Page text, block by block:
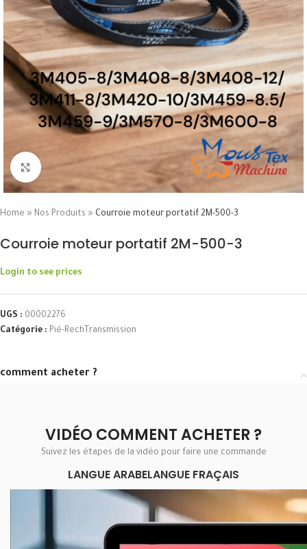
Click to enlarge
Home » Nos Produits » Courroie moteur portatif 2M-500-3
Courroie moteur portatif 2M-500-3
Login to see prices
UGS : 00002276
Catégorie : Pié-RechTransmission
comment acheter ?
VIDÉO COMMENT ACHETER ?
Suivez les étapes de la vidéo pour faire une commande
LANGUE ARABELANGUE FRAÇAIS